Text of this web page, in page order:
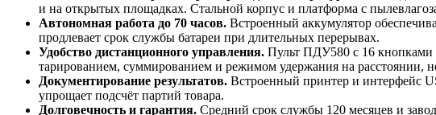
и на открытых площадках. Стальной корпус и платформа с
Автономная работа до 70 часов. Встроенный аккумулятор
продлевает срок службы батареи при длительных перерывах.
Удобство дистанционного управления. Пульт ПДУ580 с 16 кнопками
тарированием, суммированием и режимом удержания на расстоянии,
Документирование результатов. Встроенный принтер и интерфейс
упрощает подсчёт партий товара.
Долговечность и гарантия. Средний срок службы 120 месяцев и